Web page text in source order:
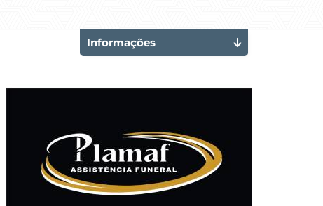
Informações